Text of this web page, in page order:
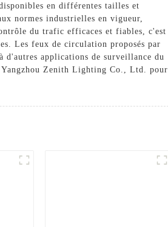
en différentes tailles et
normes industrielles en vigueur,
du trafic efficaces et fiables, c'est
Les feux de circulation proposés par
applications de surveillance du
Zenith Lighting Co., Ltd. pour